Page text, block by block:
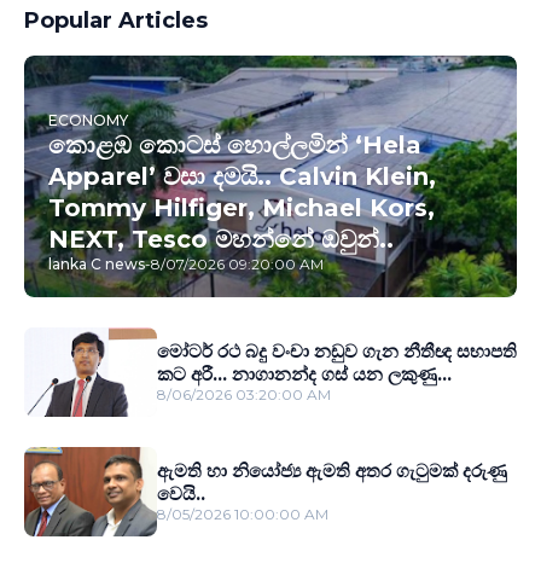
Popular Articles
ECONOMY
කොළඹ කොටස් හොල්ලමින් ‘Hela
Apparel’ වසා දමයි.. Calvin Klein,
Tommy Hilfiger, Michael Kors,
NEXT, Tesco මහන්නේ ඔවුන්..
lanka C news-8/07/2026 09:20:00 AM
මෝටර් රථ බදු වංචා නඩුව ගැන නීතීඥ සභාපති
කට අරී... නාගානන්ද ගස් යන ලකුණු...
8/06/2026 03:20:00 AM
ඇමති හා නියෝජ්‍ය ඇමති අතර ගැටුමක් දරුණු
වෙයි..
8/05/2026 10:00:00 AM